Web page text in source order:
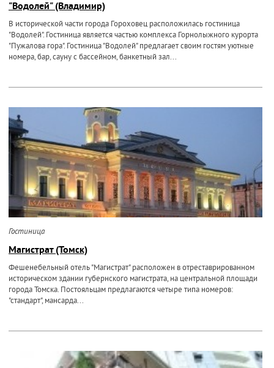
"Водолей" (Владимир)
В исторической части города Гороховец расположилась гостиница
"Водолей". Гостиница является частью комплекса Горнолыжного курорта
"Пужалова гора". Гостиница "Водолей" предлагает своим гостям уютные
номера, бар, сауну с бассейном, банкетный зал...
Гостиница
Магистрат (Томск)
Фешенебельный отель "Магистрат" расположен в отреставрированном
историческом здании губернского магистрата, на центральной площади
города Томска. Постояльцам предлагаются четыре типа номеров:
"стандарт", мансарда...